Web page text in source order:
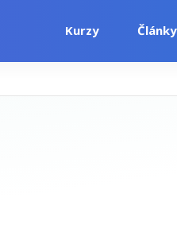
Kurzy Články